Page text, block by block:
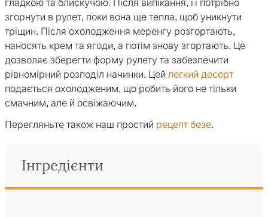
гладкою та блискучою. Після випікання, її потрібно
згорнути в рулет, поки вона ще тепла, щоб уникнути
тріщин. Після охолодження меренгу розгортають,
наносять крем та ягоди, а потім знову згортають. Це
дозволяє зберегти форму рулету та забезпечити
рівномірний розподіл начинки. Цей легкий десерт
подається охолодженим, що робить його не тільки
смачним, але й освіжаючим.
Перегляньте також наш простий рецепт безе.
Інгредієнти